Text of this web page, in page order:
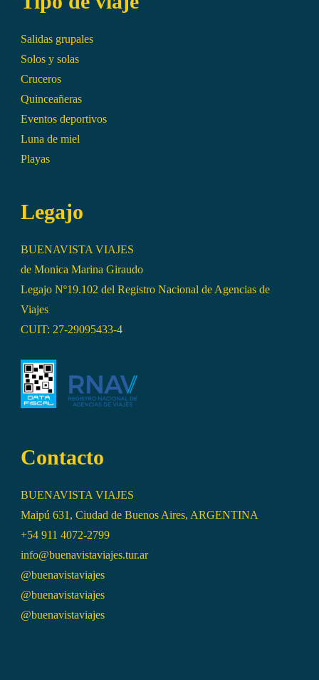
Salidas grupales
Solos y solas
Cruceros
Quinceañeras
Eventos deportivos
Luna de miel
Playas
Legajo
BUENAVISTA VIAJES
de Monica Marina Giraudo
Legajo Nº19.102 del Registro Nacional de Agencias de
Viajes
CUIT: 27-29095433-4
Contacto
BUENAVISTA VIAJES
Maipú 631, Ciudad de Buenos Aires, ARGENTINA
+54 911 4072-2799
info@buenavistaviajes.tur.ar
@buenavistaviajes
@buenavistaviajes
@buenavistaviajes